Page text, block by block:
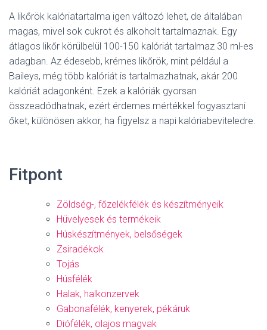
A likőrök kalóriatartalma igen változó lehet, de általában
magas, mivel sok cukrot és alkoholt tartalmaznak. Egy
átlagos likőr körülbelül 100-150 kalóriát tartalmaz 30 ml-es
adagban. Az édesebb, krémes likőrök, mint például a
Baileys, még több kalóriát is tartalmazhatnak, akár 200
kalóriát adagonként. Ezek a kalóriák gyorsan
összeadódhatnak, ezért érdemes mértékkel fogyasztani
őket, különösen akkor, ha figyelsz a napi kalóriabeviteledre.
Fitpont
Zöldség-, főzelékfélék és készítményeik
Hüvelyesek és termékeik
Húskészítmények, belsőségek
Zsiradékok
Tojás
Húsfélék
Halak, halkonzervek
Gabonafélék, kenyerek, pékáruk
Diófélék, olajos magvak